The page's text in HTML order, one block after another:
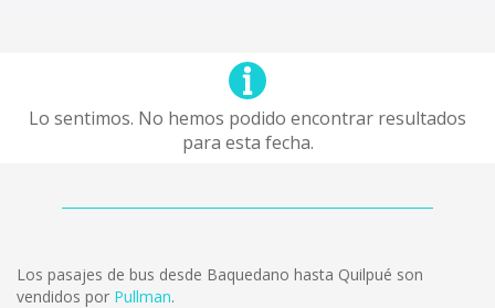
Lo sentimos. No hemos podido encontrar resultados
para esta fecha.
Los pasajes de bus desde Baquedano hasta Quilpué son
vendidos por Pullman.